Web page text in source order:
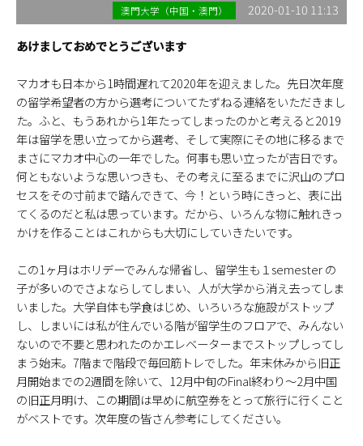
澳門大学（中国・澳門） 2020-01-10 11:13
あけましておめでとうございます
マカオも日本から1時間遅れて2020年を迎えました。先日次年度
の留学希望者の方から選考についてたずねる連絡をいただきまし
た。ふと、もうあれから1年たってしまったのかと考えると2019
年は留学を思い立ってから選考、そして実際にその地に移るまで
まさにマカオ中心の一年でした。何事も思い立ったが吉日です。
何ともないような思いつきも、その考えに至るまでに沢山のプロ
セスをその寸前まで踏んできて、今！という時にきっと、表に出
てくるのだと私は思っています。だから、いろんな物に触れきっ
かけを作ることはこれからも大切にしていきたいです。
この1ヶ月はホリデーでみんな帰省し、留学生も１semester の
子が多いのでさよならしてしまい、人が大学から消え去ってしま
いました。大学自体も学食はじめ、いろいろな施設がストップ
し、しまいには私が住んでいる階が留学生のフロアで、みんない
ないので不要と思われたのかエレベーターまでストップしってし
まう始末。7階まで階段で毎回筋トレでした。年末休みから旧正
月開始までの2週間を除いて、12月中旬のFinal終わり〜2月中国
の旧正月明け、この期間は早めに航空券をとって旅行に行くこと
がベストです。次年度の皆さん参考にしてください。